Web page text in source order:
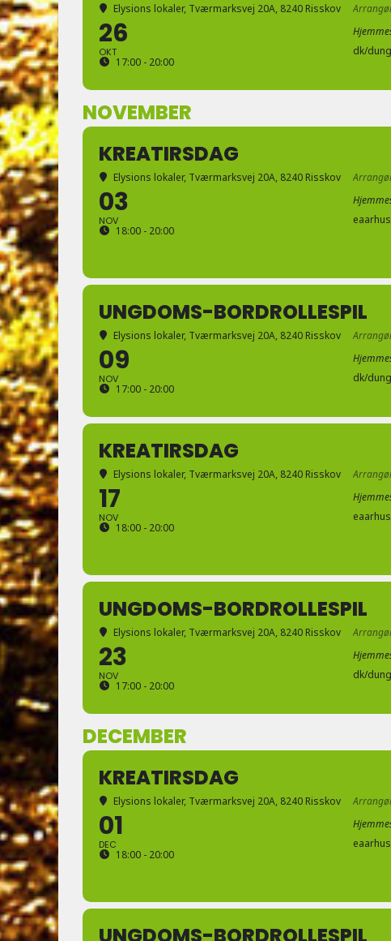
Elysions lokaler, Tværmarksvej 20A, 8240 Risskov
26
OKT
17:00 - 20:00
dk/
NOVEMBER
KREATIRSDAG
Elysions lokaler, Tværmarksvej 20A, 8240 Risskov
03
NOV
18:00 - 20:00
UNGDOMS-BORDROLLESPIL
Elysions lokaler, Tværmarksvej 20A, 8240 Risskov
09
NOV
17:00 - 20:00
dk/
KREATIRSDAG
Elysions lokaler, Tværmarksvej 20A, 8240 Risskov
17
NOV
18:00 - 20:00
UNGDOMS-BORDROLLESPIL
Elysions lokaler, Tværmarksvej 20A, 8240 Risskov
23
NOV
17:00 - 20:00
dk/
DECEMBER
KREATIRSDAG
Elysions lokaler, Tværmarksvej 20A, 8240 Risskov
01
DEC
18:00 - 20:00
UNGDOMS-BORDROLLESPIL